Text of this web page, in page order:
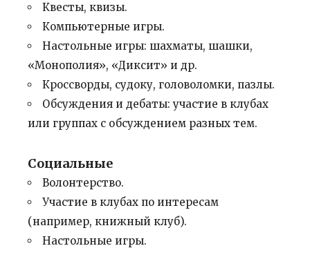
Квесты, квизы.
Компьютерные игры.
Настольные игры: шахматы, шашки,
«Монополия», «Диксит» и др.
Кроссворды, судоку, головоломки, пазлы.
Обсуждения и дебаты: участие в клубах
или группах с обсуждением разных тем.
Социальные
Волонтерство.
Участие в клубах по интересам
(например, книжный клуб).
Настольные игры.